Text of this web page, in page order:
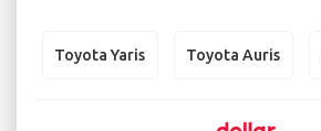
Toyota Yaris Toyota Auris